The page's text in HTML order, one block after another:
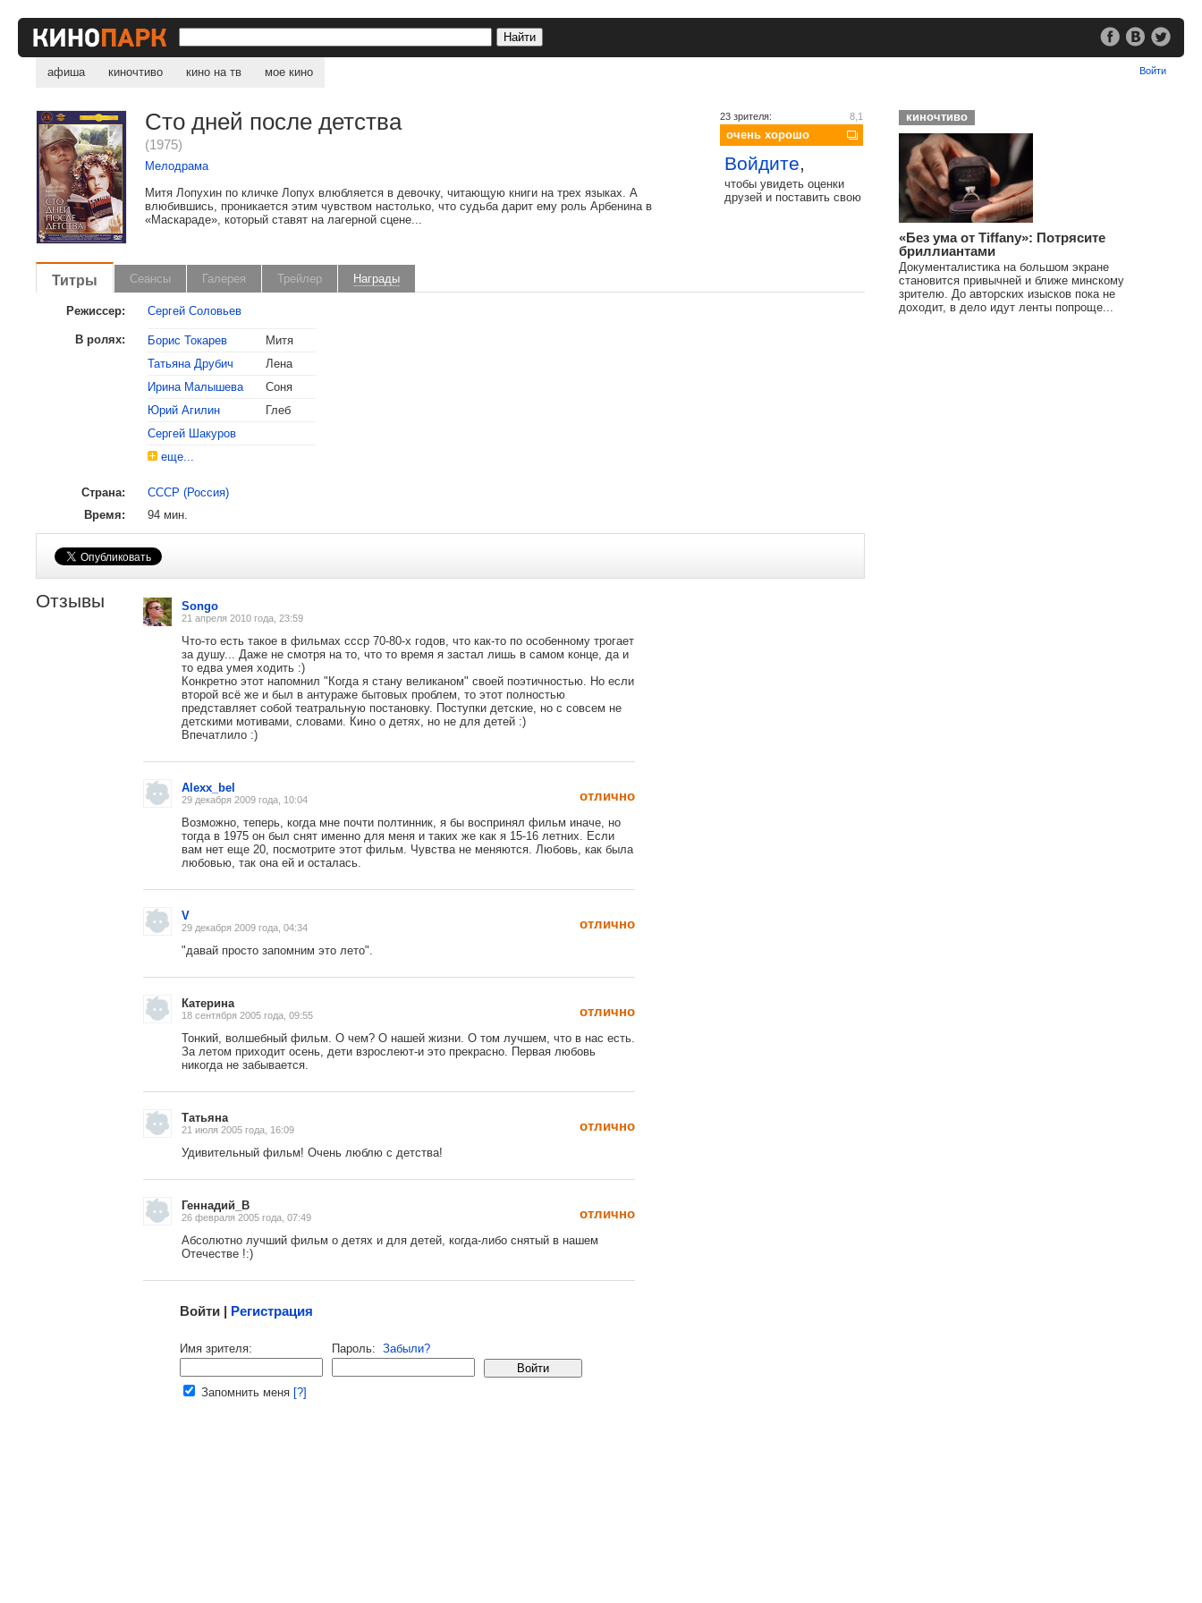
афиша киночтиво кино на тв мое кино Войти
Сто дней после детства
(1975)
Мелодрама
Митя Лопухин по кличке Лопух влюбляется в девочку, читающую книги на трех языках. А
влюбившись, проникается этим чувством настолько, что судьба дарит ему роль Арбенина в
«Маскараде», который ставят на лагерной сцене...
23 зрителя: 8,1
очень хорошо
Войдите,
чтобы увидеть оценки
друзей и поставить свою
Титры Сеансы Галерея Трейлер Награды
Режиссер: Сергей Соловьев
В ролях: Борис Токарев
Митя
Татьяна Друбич
Лена
Ирина Малышева
Соня
Юрий Агилин
Глеб
Сергей Шакуров
еще...
Страна:
СССР (Россия)
Время:
94 мин.
Берлин Серебряный медведь за лучшую режиссерскую работу
Отзывы Songo
21 апреля 2010 года, 23:59
Что-то есть такое в фильмах ссср 70-80-х годов, что как-то по особенному трогает
за душу... Даже не смотря на то, что то время я застал лишь в самом конце, да и
то едва умея ходить :)
Конкретно этот напомнил "Когда я стану великаном" своей поэтичностью. Но если
второй всё же и был в антураже бытовых проблем, то этот полностью
представляет собой театральную постановку. Поступки детские, но с совсем не
детскими мотивами, словами. Кино о детях, но не для детей :)
Впечатлило :)
отлично
Alexx_bel
29 декабря 2009 года, 10:04
Возможно, теперь, когда мне почти полтинник, я бы воспринял фильм иначе, но
тогда в 1975 он был снят именно для меня и таких же как я 15-16 летних. Если
вам нет еще 20, посмотрите этот фильм. Чувства не меняются. Любовь, как была
любовью, так она ей и осталась.
отлично
V
29 декабря 2009 года, 04:34
"давай просто запомним это лето".
отлично
Катерина
18 сентября 2005 года, 09:55
Тонкий, волшебный фильм. О чем? О нашей жизни. О том лучшем, что в нас есть.
За летом приходит осень, дети взрослеют-и это прекрасно. Первая любовь
никогда не забывается.
отлично
Татьяна
21 июля 2005 года, 16:09
Удивительный фильм! Очень люблю с детства!
отлично
Геннадий_В
26 февраля 2005 года, 07:49
Абсолютно лучший фильм о детях и для детей, когда-либо снятый в нашем
Отечестве !:)
Малосодержательные и грубые отзывы нещадно удаляются.
Войти | Регистрация
Имя зрителя: Пароль:Забыли?
Запомнить меня [?]
киночтиво
«Без ума от Tiffany»: Потрясите
бриллиантами
Документалистика на большом экране
становится привычней и ближе минскому
зрителю. До авторских изысков пока не
доходит, в дело идут ленты попроще...